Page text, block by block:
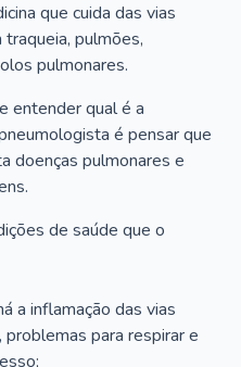
que cuida das vias
pulmões,
pulmonares.
entender qual é a
é pensar que
doenças pulmonares e
de saúde que o
a inflamação das vias
problemas para respirar e